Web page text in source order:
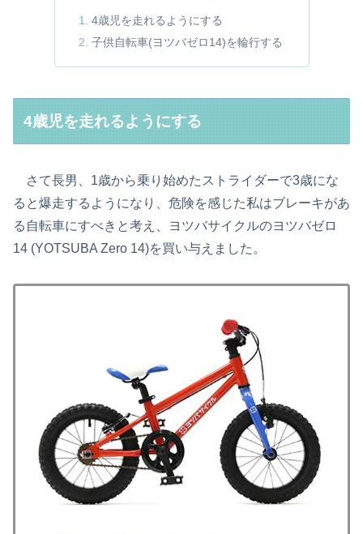
4歳児を走れるようにする
子供自転車(ヨツバゼロ14)を輪行する
4歳児を走れるようにする
さて長男、1歳から乗り始めたストライダーで3歳にな
ると爆走するようになり、危険を感じた私はブレーキがあ
る自転車にすべきと考え、ヨツバサイクルのヨツバゼロ
14 (YOTSUBA Zero 14)を買い与えました。